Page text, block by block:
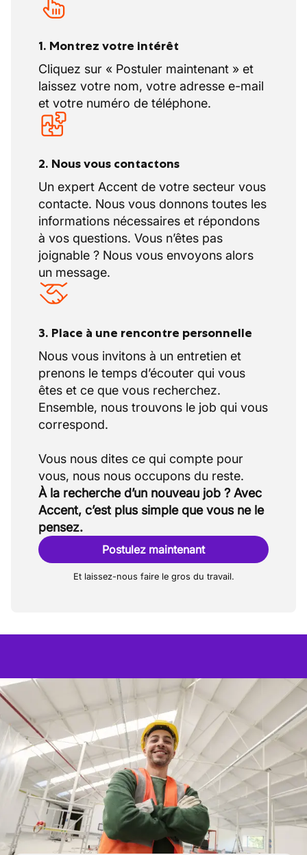
1. Montrez votre intérêt
Cliquez sur « Postuler maintenant » et
laissez votre nom, votre adresse e-mail
et votre numéro de téléphone.
2. Nous vous contactons
Un expert Accent de votre secteur vous
contacte. Nous vous donnons toutes les
informations nécessaires et répondons
à vos questions. Vous n’êtes pas
joignable ? Nous vous envoyons alors
un message.
3. Place à une rencontre personnelle
Nous vous invitons à un entretien et
prenons le temps d’écouter qui vous
êtes et ce que vous recherchez.
Ensemble, nous trouvons le job qui vous
correspond.
Vous nous dites ce qui compte pour
À la recherche d’un nouveau job ? Avec
Accent, c’est plus simple que vous ne le
pensez.
Postulez maintenant
Et laissez-nous faire le gros du travail.